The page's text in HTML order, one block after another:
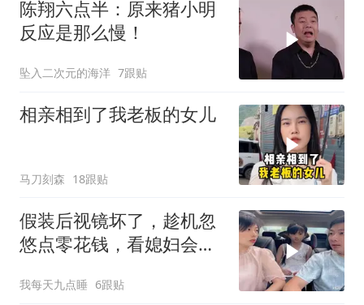
陈翔六点半：原来猪小明
反应是那么慢！
坠入二次元的海洋 7跟贴
相亲相到了我老板的女儿
马刀刻森 18跟贴
假装后视镜坏了，趁机忽
悠点零花钱，看媳妇会不
我每天九点睡 6跟贴